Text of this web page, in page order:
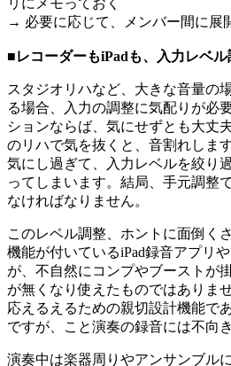
→ 必要に応じて、メンバー間に展
■レコーダーもiPadも、入力レベ
スタジオリハなど、大きな音量の
る場合、入力の調整に気配りが必
ションならば、気にせずとも大丈
のリハで気を抜くと、音割れしま
気にし過ぎて、入力レベルを絞り
ってしまいます。結局、手元調整
なければなりません。
このレベル調整、ホントに面倒く
機能が付いているiPad録音アプリ
が、不自然にコンプやブーストが
が無くなり使えたものではありま
応えるえるための親切設計機能で
ですが、こと演奏の録音には不向き
演奏中は楽器周りやアンサンブル